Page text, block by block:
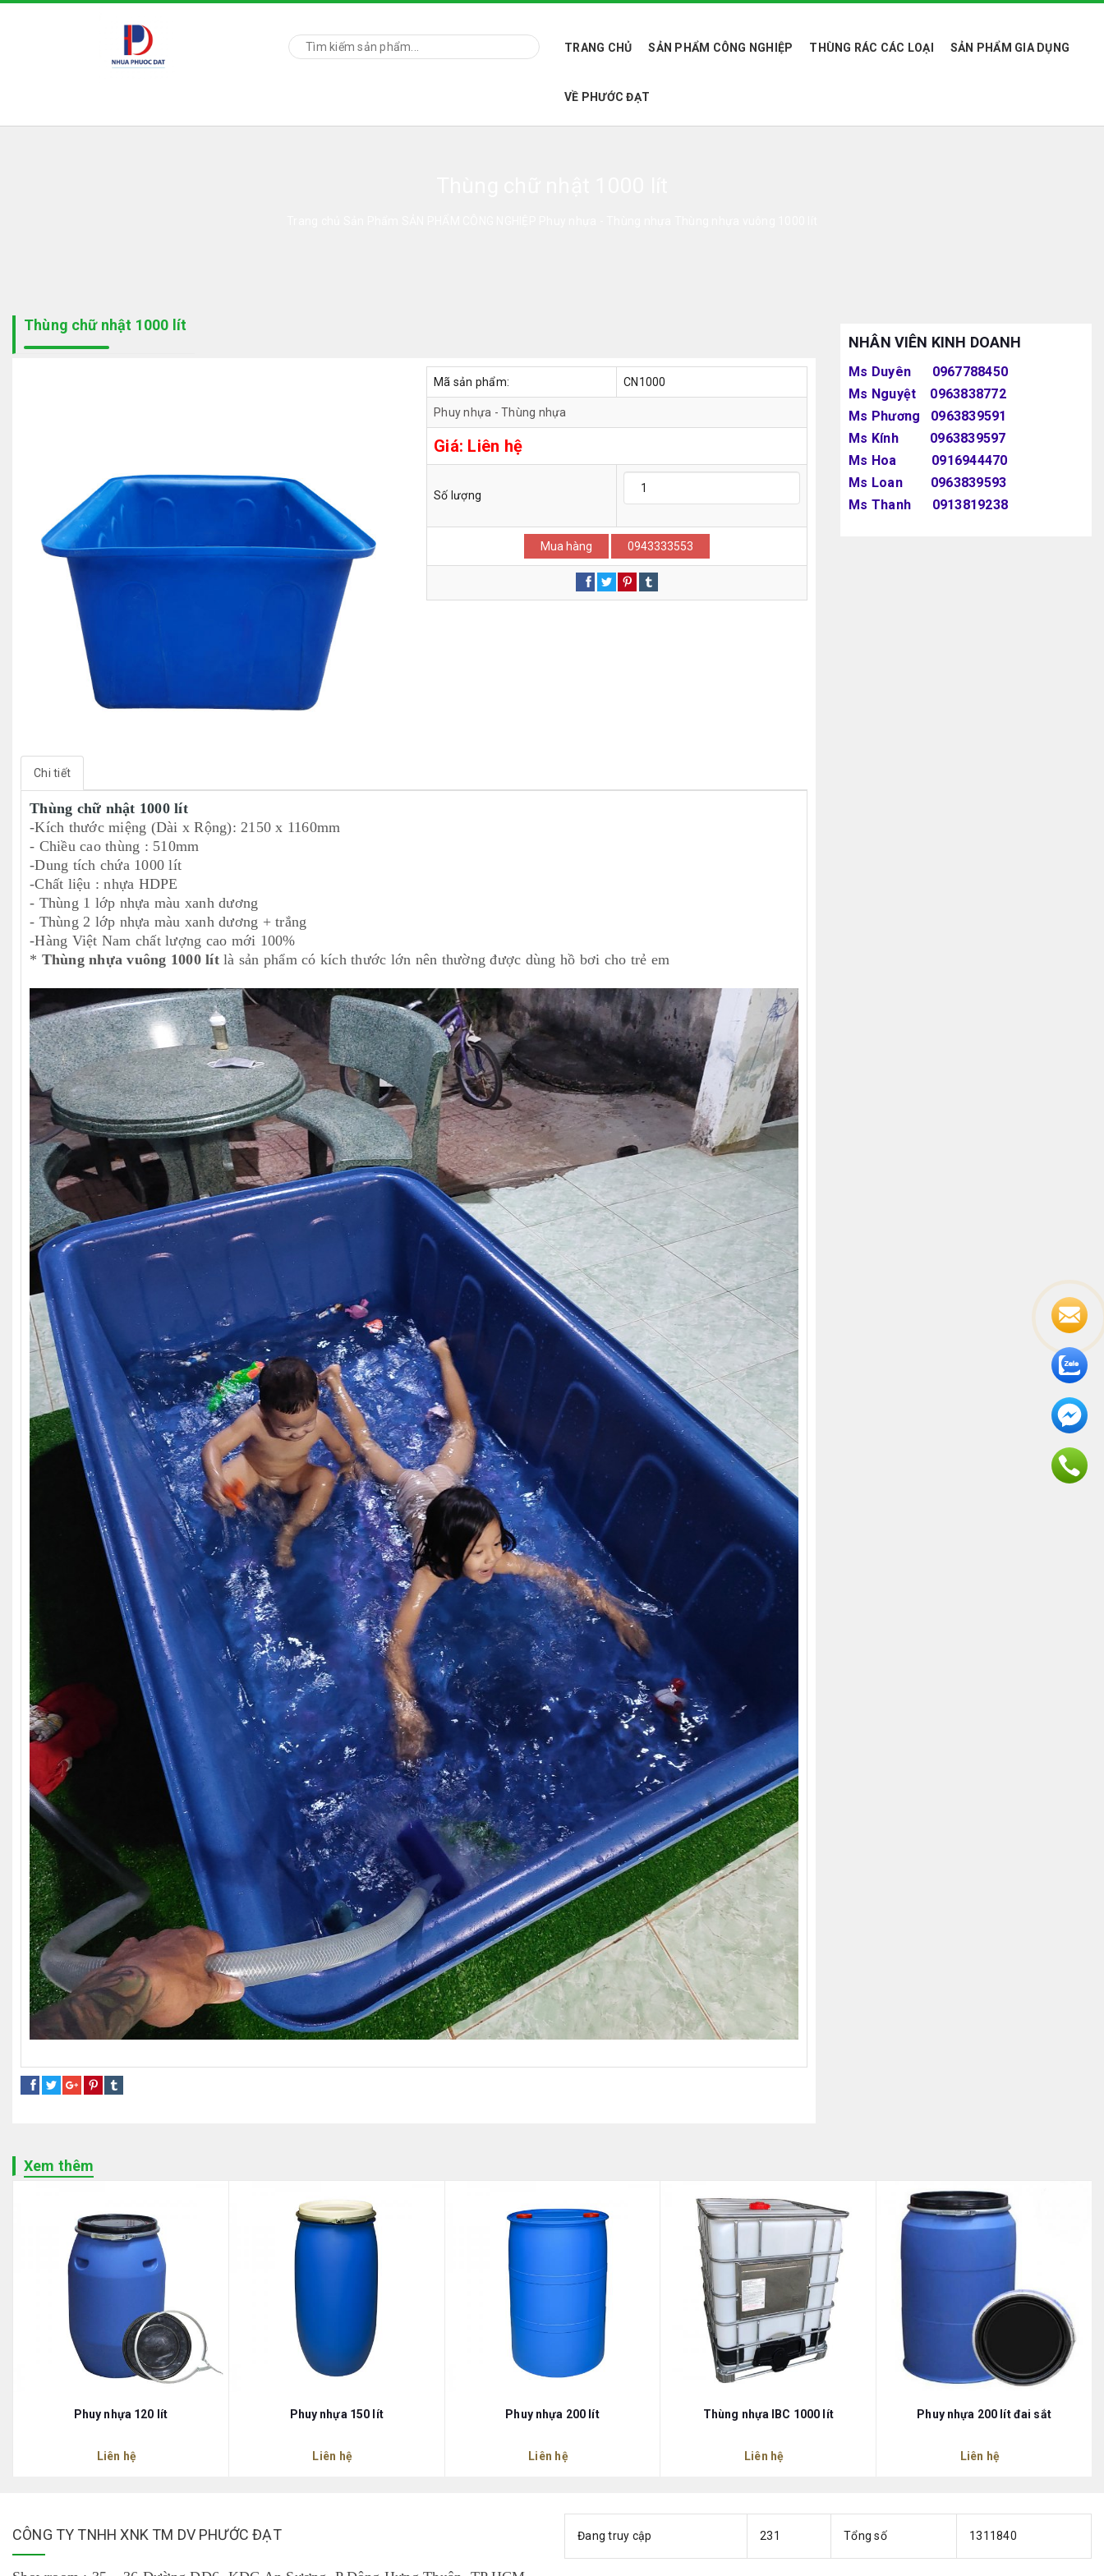
TRANG CHỦ SẢN PHẨM CÔNG NGHIỆP THÙNG RÁC CÁC LOẠI SẢN PHẨM GIA DỤNG
VỀ PHƯỚC ĐẠT
Thùng chữ nhật 1000 lít
Mã sản phẩm: CN1000
Phuy nhựa - Thùng nhựa
Giá: Liên hệ
Số lượng
Mua hàng 0943333553
Chi tiết
Thùng chữ nhật 1000 lít
-Kích thước miệng (Dài x Rộng): 2150 x 1160mm
- Chiều cao thùng : 510mm
-Dung tích chứa 1000 lít
-Chất liệu : nhựa HDPE
- Thùng 1 lớp nhựa màu xanh dương
- Thùng 2 lớp nhựa màu xanh dương + trắng
-Hàng Việt Nam chất lượng cao mới 100%
* Thùng nhựa vuông 1000 lítlà sản phẩm có kích thước lớn nên thường được dùng hồ bơi cho trẻ em
NHÂN VIÊN KINH DOANH
Ms Duyên 0967788450
Ms Nguyệt 0963838772
Ms Phương 0963839591
Ms Kính 0963839597
Ms Hoa 0916944470
Ms Loan 0963839593
Ms Thanh 0913819238
Xem thêm
Phuy nhựa 120 lít
Liên hệ
Phuy nhựa 150 lít
Liên hệ
Phuy nhựa 200 lít
Liên hệ
Thùng nhựa IBC 1000 lít
Liên hệ
Phuy nhựa 200 lít đai sắt
Liên hệ
CÔNG TY TNHH XNK TM DV PHƯỚC ĐẠT Đang truy cập 231 Tổng số 1311840